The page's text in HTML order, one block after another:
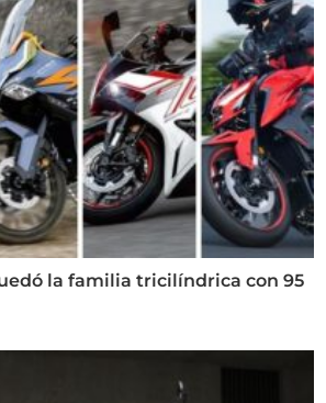
la familia tricilíndrica con 95